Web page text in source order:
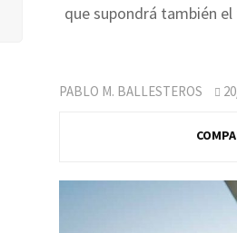
que supondrá también
PABLO M. BALLESTEROS